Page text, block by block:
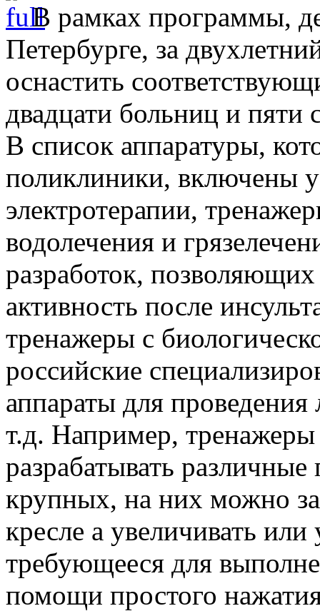
В рамках программы,
Петербурге, за
оснастить
двадцати больниц и пяти
В список аппаратуры,
поликлиники, включены
электротерапии,
водолечения и
разработок, позволяющих
активность после
тренажеры с
российские
аппараты для
т.д. Например,
разрабатывать
крупных, на них можно
кресле а увеличивать
требующееся для
помощи простого